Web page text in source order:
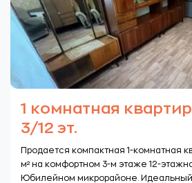
1 комнатная
3/12 эт.
Продается компактная 1-комнатная
м² на комфортном 3-м этаже 12-
Юбилейном микрорайоне. Идеальный